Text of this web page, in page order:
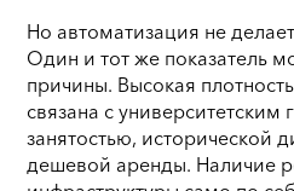
Но автоматизация не
Один и тот же показатель
причины. Высокая
связана с
занятостью, исторической
дешевой аренды. Наличие